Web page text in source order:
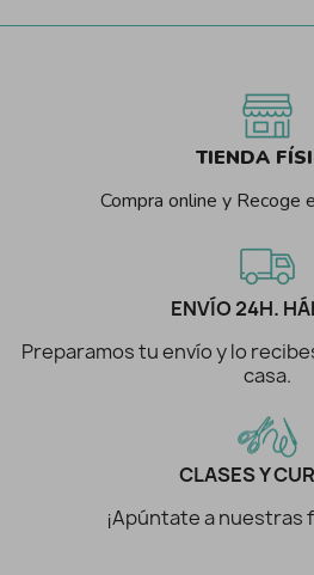
TIENDA
Compra online y Recoge
ENVÍO 24H.
Preparamos tu envío y lo
casa.
CLASES Y
¡Apúntate a nuestras